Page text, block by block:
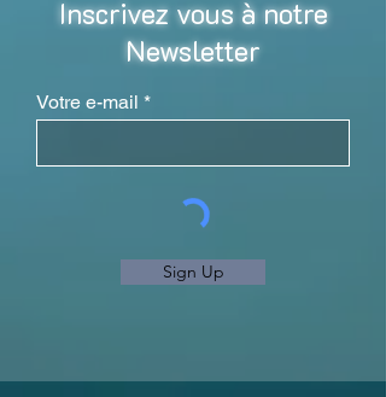
Inscrivez vous à notre
Newsletter
Votre e-mail
Sign Up